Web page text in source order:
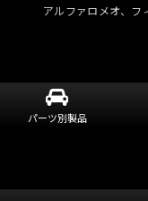
アルファロメオ、
パーツ別製品